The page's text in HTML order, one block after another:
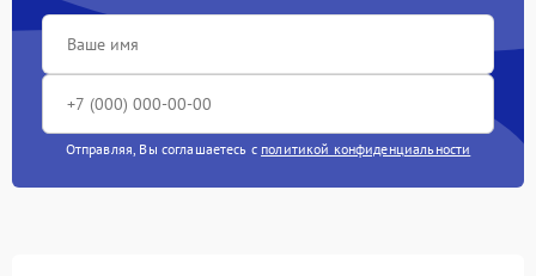
Отправляя, Вы соглашаетесь с политикой конфиденциальности